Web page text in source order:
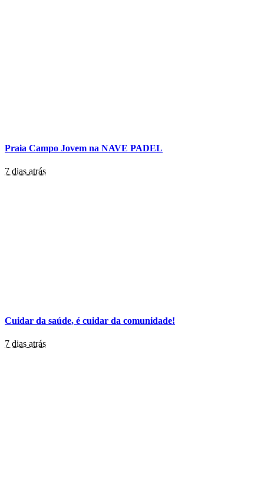
Praia Campo Jovem na NAVE PADEL
7 dias atrás
Cuidar da saúde, é cuidar da comunidade!
7 dias atrás